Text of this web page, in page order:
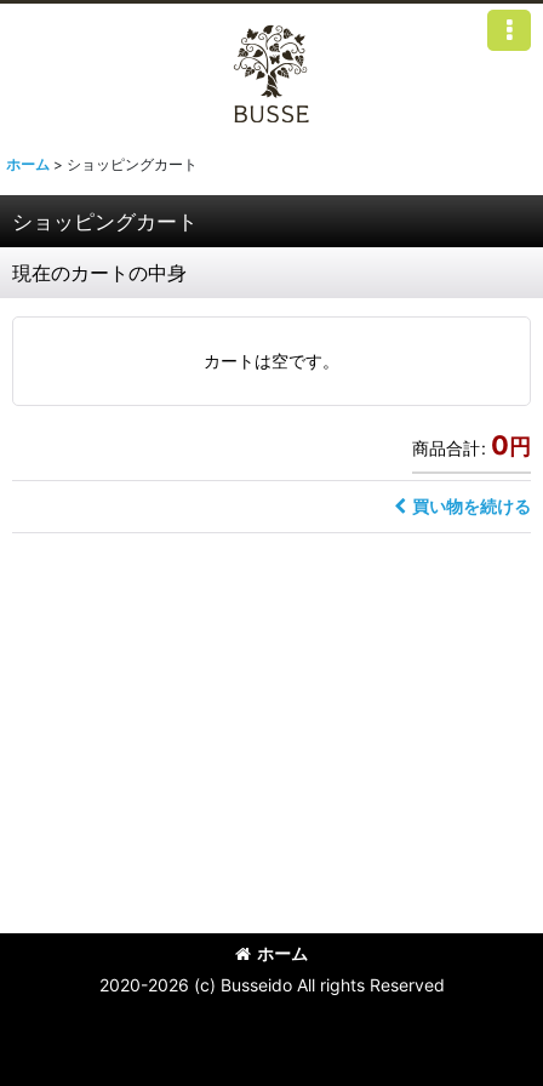
ホーム > ショッピングカート
ショッピングカート
現在のカートの中身
カートは空です。
商品合計: 0円
買い物を続ける
ホーム
2020-2026 (c) Busseido All rights Reserved